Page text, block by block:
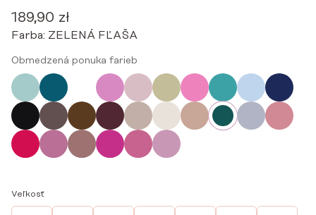
189,90 zł
Farba: ZELENÁ FĽAŠA
Obmedzená ponuka farieb
Veľkosť